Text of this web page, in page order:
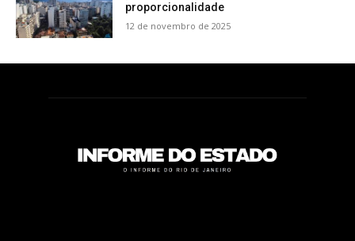
proporcionalidade
12 de novembro de 2025